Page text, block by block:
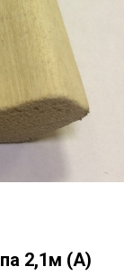
2,1м (А)